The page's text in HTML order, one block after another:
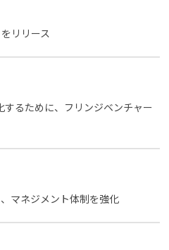
リリース
るために、フリンジベンチャー
マネジメント体制を強化